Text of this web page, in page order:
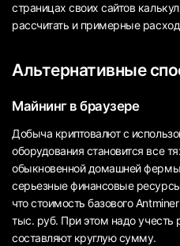
страницах своих сайтов
рассчитать и примерные
Альтернативные
Майнинг в браузере
Добыча криптовалют с
оборудования становится все
обыкновенной домашней
серьезные финансовые
что стоимость базового
тыс. руб. При этом надо
составляют круглую сумму.